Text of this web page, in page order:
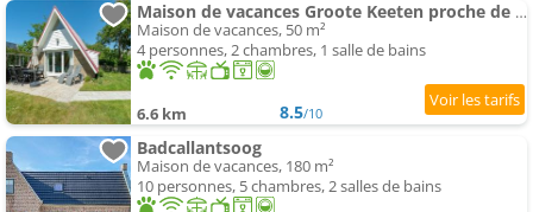
Maison de vacances Groote Keeten proche de plage
Maison de vacances, 50 m²
4 personnes, 2 chambres, 1 salle de bains
6.6 km 8.5/10
Badcallantsoog
Maison de vacances, 180 m²
10 personnes, 5 chambres, 2 salles de bains